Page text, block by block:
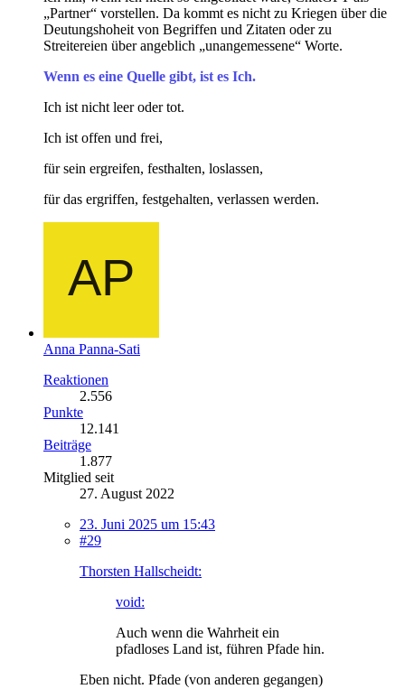
„Partner“ vorstellen. Da kommt es nicht zu Kriegen über die
Deutungshoheit von Begriffen und Zitaten oder zu
Streitereien über angeblich „unangemessene“ Worte.
Wenn es eine Quelle gibt, ist es Ich.
Ich ist nicht leer oder tot.
Ich ist offen und frei,
für sein ergreifen, festhalten, loslassen,
für das ergriffen, festgehalten, verlassen werden.
Anna Panna-Sati
Reaktionen
2.556
Punkte
12.141
Beiträge
1.877
Mitglied seit
27. August 2022
23. Juni 2025 um 15:43
#29
Thorsten Hallscheidt:
void:
Auch wenn die Wahrheit ein
pfadloses Land ist, führen Pfade hin.
Eben nicht. Pfade (von anderen gegangen)